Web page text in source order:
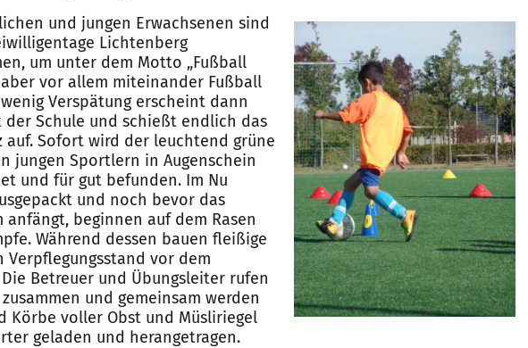
und jungen Erwachsenen sind
Lichtenberg
um unter dem Motto „Fußball
vor allem miteinander Fußball
Verspätung erscheint dann
der Schule und schießt endlich das
auf. Sofort wird der leuchtend grüne
jungen Sportlern in Augenschein
und für gut befunden. Im Nu
und noch bevor das
anfängt, beginnen auf dem Rasen
Während dessen bauen fleißige
vor dem
Betreuer und Übungsleiter rufen
und gemeinsam werden
Körbe voller Obst und Müsliriegel
geladen und herangetragen.